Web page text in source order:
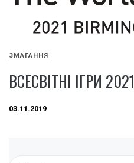
ЗМАГАННЯ
ВСЕСВІТНІ ІГРИ 2021
03.11.2019